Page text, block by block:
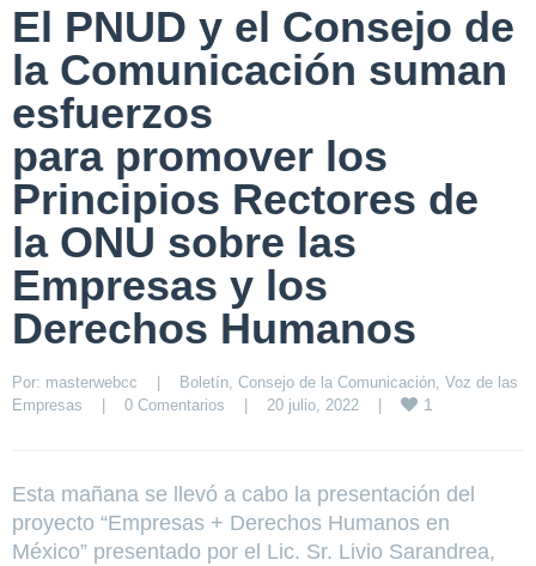
El PNUD y el Consejo de
la Comunicación suman
esfuerzos
para promover los
Principios Rectores de
la ONU sobre las
Empresas y los
Derechos Humanos
Por: masterwebcc | Boletín Consejo de la Comunicación Voz de las
Empresas
| 0 Comentarios | 20 julio, 2022 | 1
Esta mañana se llevó a cabo la presentación del
proyecto “Empresas + Derechos Humanos en
México” presentado por el Lic. Sr. Livio Sarandrea,